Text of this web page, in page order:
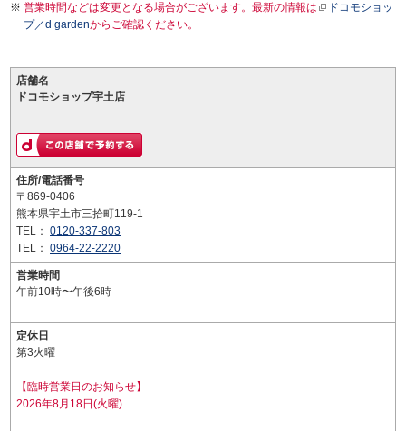
営業時間などは変更となる場合がございます。最新の情報は
ドコモショッ
プ／d gardenからご確認ください。
店舗名
ドコモショップ宇土店
住所/電話番号
〒869-0406
熊本県宇土市三拾町119-1
TEL： 0120-337-803
TEL： 0964-22-2220
営業時間
午前10時〜午後6時
定休日
第3火曜
【臨時営業日のお知らせ】
2026年8月18日(火曜)